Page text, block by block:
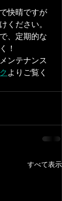
快晴ですが
ください。
、定期的な
！
ンテナンス
よりご覧く
すべて表示